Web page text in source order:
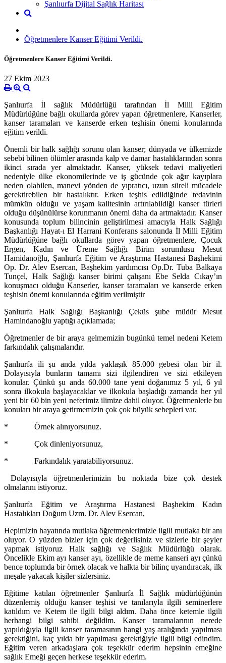
Şanlıurfa Dijital Sağlık Haritası
Öğretmenlere Kanser Eğitimi Verildi.
Öğretmenlere Kanser Eğitimi Verildi.
27 Ekim 2023
Şanlıurfa İl sağlık Müdürlüğü tarafından İl Milli Eğitim
Müdürlüğüne bağlı okullarda görev yapan öğretmenlere, Kanserler,
kanser taramaları ve kanserde erken teşhisin önemi konularında
eğitim verildi.
Önemli bir halk sağlığı sorunu olan kanser; dünyada ve ülkemizde
sebebi bilinen ölümler arasında kalp ve damar hastalıklarından sonra
ikinci sırada yer almaktadır. Kanser, yüksek tedavi maliyetleri
nedeniyle ülke ekonomilerinde ve iş gücünde çok ağır kayıplara
neden olabilen, manevi yönden de yıpratıcı, uzun süreli mücadele
gerektirebilen bir hastalıktır. Erken teşhis edildiğinde tedavinin
mümkün olduğu ve yaşam kalitesinin artırılabildiği kanser türleri
olduğu düşünülürse korunmanın önemi daha da artmaktadır. Kanser
konusunda toplum bilincinin geliştirilmesi amacıyla Halk Sağlığı
Başkanlığı Hayat-ı El Harrani Konferans salonunda İl Milli Eğitim
Müdürlüğüne bağlı okullarda görev yapan öğretmenlere, Çocuk
Ergen, Kadın ve Üreme Sağlığı Birim sorumlusu Mesut
Hamidanoğlu, Şanlıurfa Eğitim ve Araştırma Hastanesi Başhekimi
Op. Dr. Alev Esercan, Başhekim yardımcısı Op.Dr. Tuba Balkaya
Tunçel, Halk Sağlığı kanser birimi çalışanı Ebe Selda Cıkay’ın
konuşmacı olduğu Kanserler, kanser taramaları ve kanserde erken
teşhisin önemi konularında eğitim verilmiştir
Şanlıurfa Halk Sağlığı Başkanlığı Çeküs şube müdür Mesut
Hamindanoğlu yaptığı açıklamada;
Öğretmenler de bir araya gelmemizin bugünkü temel nedeni Ketem
farkındalık çalışmalarıdır.
Şanlıurfa ili şu anda yılda yaklaşık 85.000 gebesi olan bir il.
Dolayısıyla bunların tamamı sizi ilgilendiren ve sizi etkileyen
konular. Çünkü şu anda 60.000 tane yeni doğanımız 5 yıl, 6 yıl
sonra ilkokula başlayacaklar ve ilkokula başladığı zamanda her yıl
yeni bir 60 bin yeni neferimiz ilimize dahil oluyor. Öğretmenlerle bu
konuları bir araya getirmemizin çok çok büyük sebepleri var.
* Örnek alınıyorsunuz.
* Çok dinleniyorsunuz,
* Farkındalık yaratabiliyorsunuz.
Dolayısıyla öğretmenlerimizin bu noktada bize çok destek
olmalarını istiyoruz.
Şanlıurfa Eğitim ve Araştırma Hastanesi Başhekim Kadın
Hastalıkları Doğum Uzm. Dr. Alev Esercan,
Hepimizin hayatında mutlaka öğretmenlerimizle ilgili mutlaka bir anı
oluyor. O yüzden bizler için çok değerlisiniz ve sizlerle bir şeyler
yapmak istiyoruz Halk sağlığı ve Sağlık Müdürlüğü olarak.
Öncelikle Ekim ayı kanser ayı, özellikle de meme kanseri ayı çünkü
bence toplumda bir örnek olacak ve halkta bir bilinç uyandıracak, ilk
meşale yakacak kişiler sizlersiniz.
Eğitime katılan öğretmenler Şanlıurfa İl Sağlık müdürlüğünün
düzenlemiş olduğu kanser teşhisi ve tanılarıyla ilgili seminerlere
katıldım ve Ketem ile ilgili bilgi aldım. Daha önce ketemle ilgili
herhangi bilgi sahibi değildim. Kanser taramalarının nerede
yapıldığıyla ilgili kanser taramasının hangi yaş aralığında yapılması
gerektiğini, kaç yılda bir yapılması gerektiğiyle ilgili bilgi edindim.
Eğitim veren arkadaşlara çok teşekkür ederim hepsinin emeğine
sağlık Emeği geçen herkese teşekkür ederim.